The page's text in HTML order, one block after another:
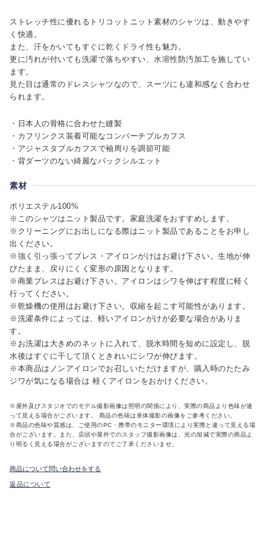
ストレッチ性に優れるトリコットニット素材のシャツは、動きやす
く快適。
また、汗をかいてもすぐに乾くドライ性も魅力。
更に汚れが付いても洗濯で落ちやすい、水溶性防汚加工を施してい
ます。
見た目は通常のドレスシャツなので、スーツにも違和感なく合わせ
られます。
・日本人の骨格に合わせた縫製
・カフリンクス装着可能なコンバーチブルカフス
・アジャスタブルカフスで袖周りを調節可能
・背ダーツのない綺麗なバックシルエット
素材
ポリエステル100%
※このシャツはニット製品です。家庭洗濯をおすすめします。
※クリーニングにお出しになる際はニット製品であることをお申し
出ください。
※強く引っ張ってプレス・アイロンがけはお避け下さい。生地が伸
びたまま、戻りにくく変形の原因となります。
※商業プレスはお避け下さい。アイロンはシワを伸ばす程度に軽く
行ってください。
※乾燥機の使用はお避け下さい。収縮を起こす可能性があります。
※洗濯条件によっては、軽いアイロンがけが必要な場合がありま
す。
※お洗濯は大きめのネットに入れて、脱水時間を短めに設定し、脱
水後はすぐに干して頂くときれいにシワが伸びます。
※本商品はノンアイロンでお召しいただけますが、購入時のたたみ
ジワが気になる場合は 軽くアイロンをおかけください。
※屋外及びスタジオでのモデル撮影画像は照明の関係により、実際の商品より色味が違
って見える場合がございます。 商品の色味は単体撮影の画像をご参考ください。
※商品の色味や質感は、ご使用のPC・携帯のモニター環境により実際と違って見える場
合がございます。また、店頭や屋外でのスタッフ撮影画像は、光の加減で実際の商品よ
り明るく見える場合がございますのでご了承くださいませ。
商品について問い合わせをする
返品について